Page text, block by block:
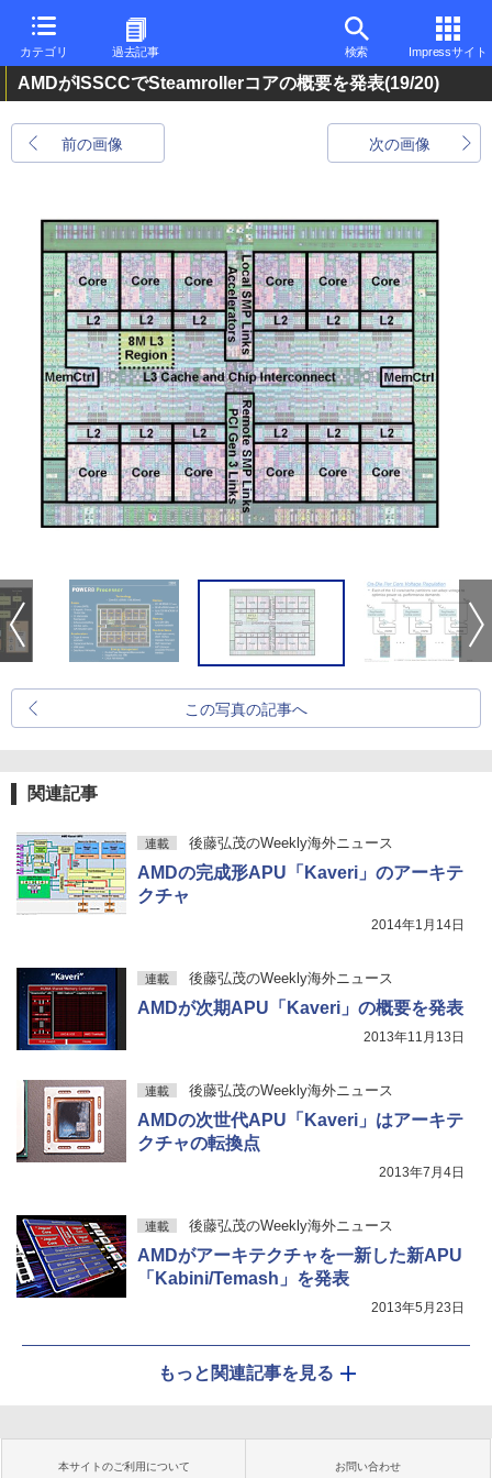
カテゴリ 過去記事 検索 Impressサイト
AMDがISSCCでSteamrollerコアの概要を発表(19/20)
前の画像 次の画像
この写真の記事へ
関連記事
連載 後藤弘茂のWeekly海外ニュース
AMDの完成形APU「Kaveri」のアーキテ
クチャ
2014年1月14日
連載 後藤弘茂のWeekly海外ニュース
AMDが次期APU「Kaveri」の概要を発表
2013年11月13日
連載 後藤弘茂のWeekly海外ニュース
AMDの次世代APU「Kaveri」はアーキテ
クチャの転換点
2013年7月4日
連載 後藤弘茂のWeekly海外ニュース
AMDがアーキテクチャを一新した新APU
「Kabini/Temash」を発表
2013年5月23日
もっと関連記事を見る
本サイトのご利用について お問い合わせ